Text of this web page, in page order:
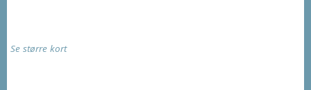
Se større kort